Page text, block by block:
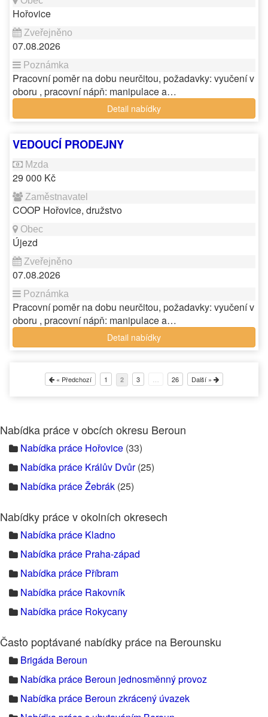
Hořovice
07.08.2026
Pracovní poměr na dobu neurčitou, požadavky: vyučení v
oboru , pracovní nápň: manipulace a…
Detail nabídky
VEDOUCÍ PRODEJNY
29 000 Kč
COOP Hořovice, družstvo
Újezd
07.08.2026
Pracovní poměr na dobu neurčitou, požadavky: vyučení v
oboru , pracovní nápň: manipulace a…
Detail nabídky
« Předchozí 1 2 3 26 Další »
Nabídka práce v obcích okresu Beroun
Nabídka práce Hořovice (33)
Nabídka práce Králův Dvůr(25)
Nabídka práce Žebrák (25)
Nabídky práce v okolních okresech
Nabídka práce Kladno
Nabídka práce Praha-západ
Nabídka práce Příbram
Nabídka práce Rakovník
Nabídka práce Rokycany
Často poptávané nabídky práce na Berounsku
Brigáda Beroun
Nabídka práce Beroun jednosměnný provoz
Nabídka práce Beroun zkrácený úvazek